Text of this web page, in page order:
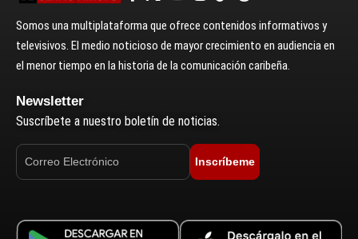
Somos una multiplataforma que ofrece contenidos informativos y
televisivos. El medio noticioso de mayor crecimiento en audiencia en
el menor tiempo en la historia de la comunicación caribeña.
Newsletter
Suscríbete a nuestro boletín de noticias.
Inscríbeme